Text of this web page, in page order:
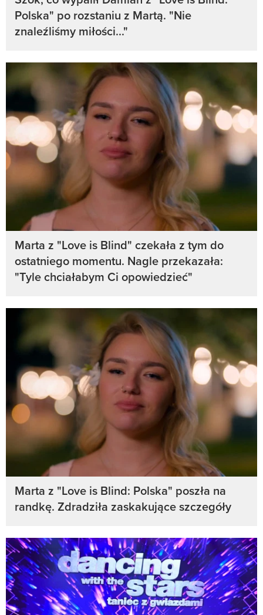
Polska" po rozstaniu z Martą. "Nie
znaleźliśmy miłości..."
Marta z "Love is Blind" czekała z tym do
ostatniego momentu. Nagle przekazała:
"Tyle chciałabym Ci opowiedzieć"
Marta z "Love is Blind: Polska" poszła na
randkę. Zdradziła zaskakujące szczegóły